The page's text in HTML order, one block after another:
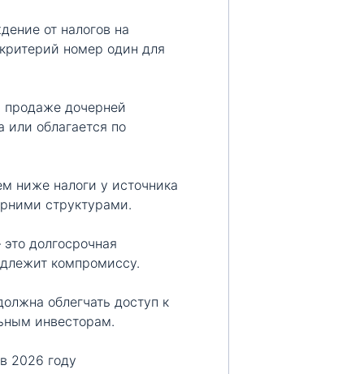
от налогов на
номер один для
дочерней
или облагается по
ниже налоги у источника
структурами.
долгосрочная
компромиссу.
облегчать доступ к
инвесторам.
2026 году